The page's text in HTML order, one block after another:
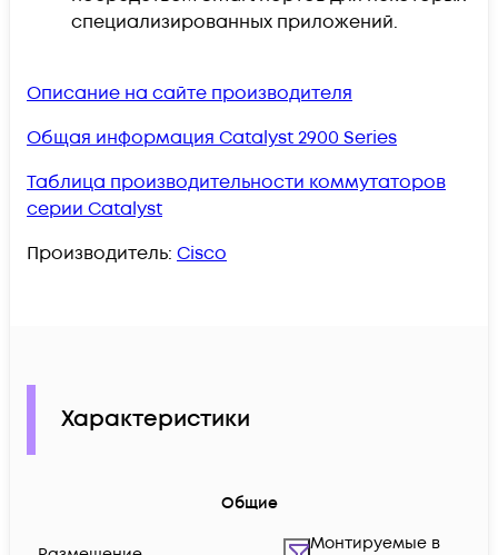
специализированных приложений.
Описание на сайте производителя
Общая информация Catalyst 2900 Series
Таблица производительности коммутаторов
серии Catalyst
Производитель: Cisco
Характеристики
Общие
Монтируемые в